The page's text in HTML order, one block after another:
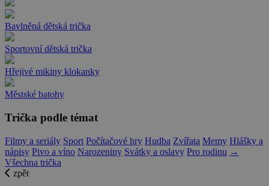
Bavlněná dětská trička
Sportovní dětská trička
Hřejivé mikiny klokanky
Městské batohy
Trička podle témat
Filmy a seriály Sport Počítačové hry Hudba Zvířata Memy Hlášky a
nápisy Pivo a víno Narozeniny Svátky a oslavy Pro rodinu →
Všechna trička
zpět